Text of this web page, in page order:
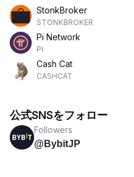
StonkBroker
STONKBROKER
Pi Network
PI
Cash Cat
CASHCAT
公式SNSをフォロー
Followers
@BybitJP